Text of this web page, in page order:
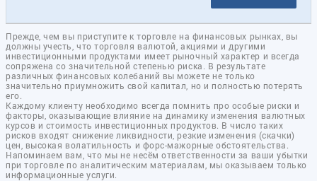
Прежде, чем вы приступите к торговле на финансовых рынках, вы
должны учесть, что торговля валютой, акциями и другими
инвестиционными продуктами имеет рыночный характер и всегда
сопряжена со значительной степенью риска. В результате
различных финансовых колебаний вы можете не только
значительно приумножить свой капитал, но и полностью потерять
его.
Каждому клиенту необходимо всегда помнить про особые риски и
факторы, оказывающие влияние на динамику изменения валютных
курсов и стоимость инвестиционных продуктов. В число таких
рисков входят снижение ликвидности, резкие изменения (скачки)
цен, высокая волатильность и форс-мажорные обстоятельства.
Напоминаем вам, что мы не несём ответственности за ваши убытки
при торговле по аналитическим материалам, мы оказываем только
информационные услуги.